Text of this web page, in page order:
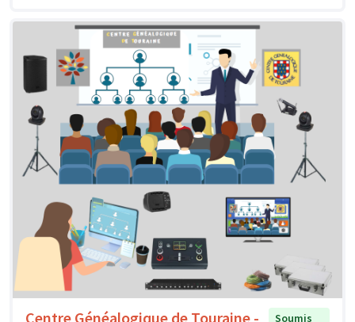
Centre Généalogique de Touraine -
Soumis